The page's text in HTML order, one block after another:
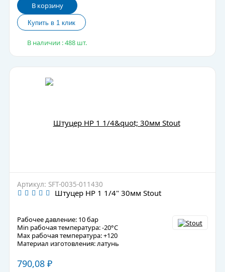
В корзину
В наличии : 488 шт.
Артикул: SFT-0035-011430
Штуцер НР 1 1/4" 30мм Stout
Рабочее давление: 10 бар
Min рабочая температура: -20°C
Max рабочая температура: +120
Материал изготовления: латунь
790,08 ₽